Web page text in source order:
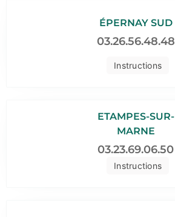
Instructions
ÉPERNAY SUD
03.26.56.48.48
Instructions
ETAMPES-SUR-
MARNE
03.23.69.06.50